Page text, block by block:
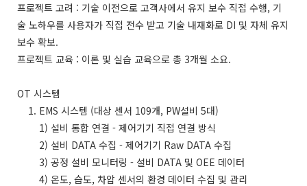
프로젝트 고려 : 기술 이전으로 고객사에서 유지 보수 직접 수행, 기
술 노하우를 사용자가 직접 전수 받고 기술 내재화로 DI 및 자체 유지
보수 확보.
프로젝트 교육 : 이론 및 실습 교육으로 총 3개월 소요.
OT 시스템
1. EMS 시스템 (대상 센서 109개, PW설비 5대)
1) 설비 통합 연결 - 제어기기 직접 연결 방식
2) 설비 DATA 수집 - 제어기기 Raw DATA 수집
3) 공정 설비 모니터링 - 설비 DATA 및 OEE 데이터
4) 온도, 습도, 차압 센서의 환경 데이터 수집 및 관리